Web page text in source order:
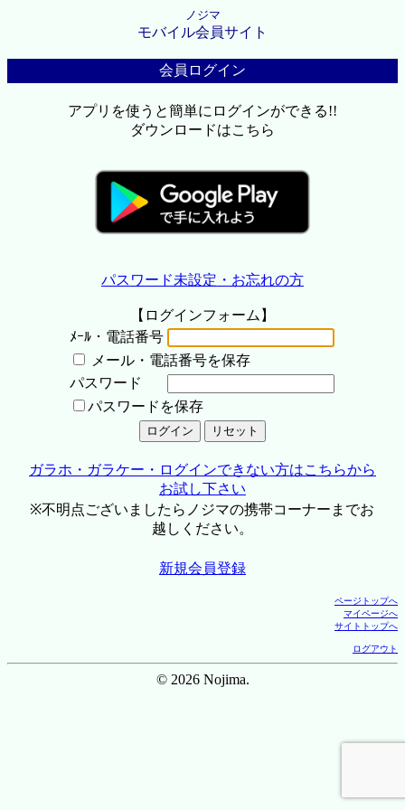
ノジマ
モバイル会員サイト
会員ログイン
アプリを使うと簡単にログインができる!!
ダウンロードはこちら
パスワード未設定・お忘れの方
【ログインフォーム】
ﾒｰﾙ・電話番号
メール・電話番号を保存
パスワード
パスワードを保存
ガラホ・ガラケー・ログインできない方はこちらから
お試し下さい
※不明点ございましたらノジマの携帯コーナーまでお
越しください。
新規会員登録
ページトップへ
マイページへ
サイトトップへ
ログアウト
© 2026 Nojima.